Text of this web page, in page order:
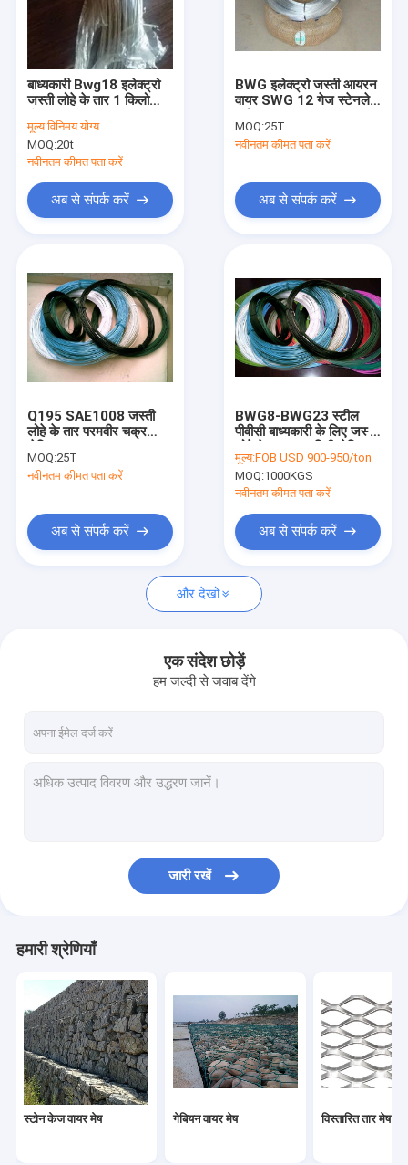
उत्पादों
हमारे बारे में
कारखाना भ्रमण
पीवीसी लेपित वेल्डेड वायर मेष
विंडो स्क्रीन वायर मेष
क्रिम्प्ड वायर मेष
ब्लैक एनील्ड वायर
हेक्सागोनल वायर नेटिंग
बाध्यकारी Bwg18 इलेक्ट्रो
जस्ती लोहे के तार 1 किलो
कुंडल वजन:
मूल्य:विनिमय योग्य
MOQ:20t
नवीनतम कीमत पता करें
अब से संपर्क करें
BWG इलेक्ट्रो जस्ती आयरन
वायर SWG 12 गेज स्टेनलेस
MOQ:25T
नवीनतम कीमत पता करें
अब से संपर्क करें
Q195 SAE1008 जस्ती
लोहे के तार परमवीर चक्र
MOQ:25T
नवीनतम कीमत पता करें
अब से संपर्क करें
BWG8-BWG23 स्टील
पीवीसी बाध्यकारी के लिए जस्ती
मूल्य:FOB USD 900-950/ton
MOQ:1000KGS
नवीनतम कीमत पता करें
अब से संपर्क करें
और देखो
एक संदेश छोड़ें
हम जल्दी से जवाब देंगे
जारी रखें
हमारी श्रेणियाँ
स्टोन केज वायर मेष गेबियन वायर मेष विस्तारित तार मेष